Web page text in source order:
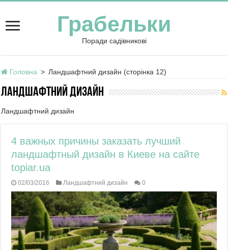
Грабельки
Поради садівникові
Головна > Ландшафтний дизайн (сторінка 12)
Ландшафтний дизайн
Ландшафтний дизайн
4 важных причины заказать лучший
ландшафтный дизайн в Киеве на сайте
topiar.ua
02/03/2016 Ландшафтний дизайн 0